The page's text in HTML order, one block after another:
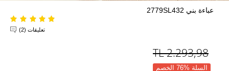
عباءة بني 2779SL432
تعليقات (2)
2.293,98
TL
السلة %76 الخصم